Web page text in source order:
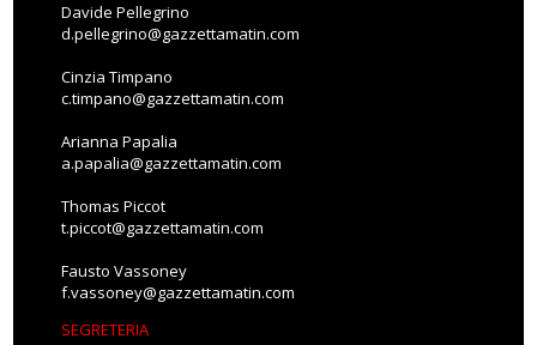
Davide Pellegrino
d.pellegrino@gazzettamatin.com
Cinzia Timpano
c.timpano@gazzettamatin.com
Arianna Papalia
a.papalia@gazzettamatin.com
Thomas Piccot
t.piccot@gazzettamatin.com
Fausto Vassoney
f.vassoney@gazzettamatin.com
SEGRETERIA